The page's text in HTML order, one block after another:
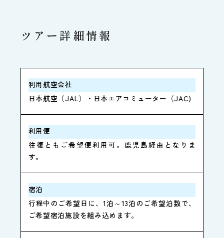
ツアー詳細情報
利用航空会社
日本航空（JAL）・日本エアコミューター（JAC)
利用便
往復ともご希望便利用可。鹿児島経由となりま
す。
宿泊
行程中のご希望日に、1泊～13泊のご希望泊数で、
ご希望宿泊施設を組み込めます。